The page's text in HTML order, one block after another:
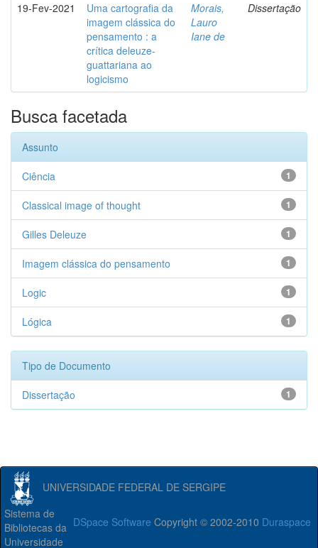
19-Fev-2021
Uma cartografia da
imagem clássica do
pensamento : a
crítica deleuze-
guattariana ao
logicismo
Morais,
Lauro
Iane de
Dissertação
Busca facetada
Assunto
1
Ciência
1
Classical image of thought
1
Gilles Deleuze
1
Imagem clássica do pensamento
1
Logic
1
Lógica
Tipo de Documento
1
Dissertação
UNIVERSIDADE FEDERAL DE SERGIPE
DSpace Software Copyright © 2002-2010 Duraspace
Sistema de
Bibliotecas da
Universidade